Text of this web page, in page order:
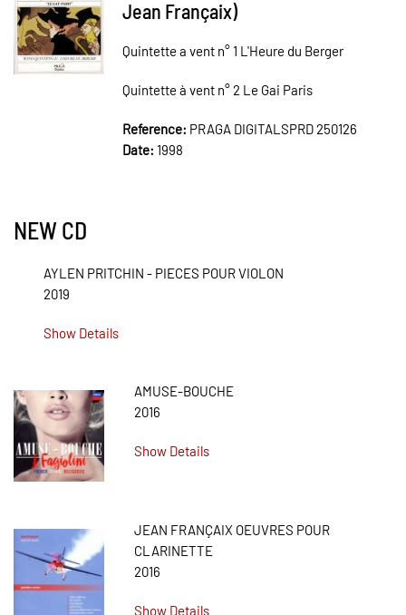
Jean Françaix)
Quintette a vent n° 1 L'Heure du Berger
Quintette à vent n° 2 Le Gai Paris
Reference: PRAGA DIGITALSPRD 250126
Date: 1998
NEW CD
AYLEN PRITCHIN - PIECES POUR VIOLON
2019
Show Details
AMUSE-BOUCHE
2016
Show Details
JEAN FRANÇAIX OEUVRES POUR
CLARINETTE
2016
Show Details